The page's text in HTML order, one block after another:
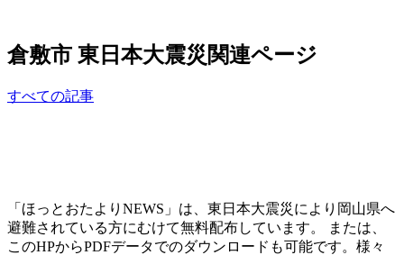
倉敷市 東日本大震災関連ページ
すべての記事
「ほっとおたよりNEWS」は、東日本大震災により岡山県へ
避難されている方にむけて無料配布しています。 または、
このHPからPDFデータでのダウンロードも可能です。様々